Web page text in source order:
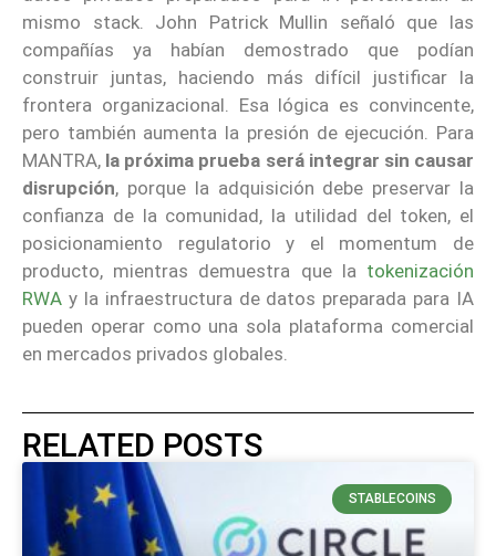
mismo stack. John Patrick Mullin señaló que las
compañías ya habían demostrado que podían
construir juntas, haciendo más difícil justificar la
frontera organizacional. Esa lógica es convincente,
pero también aumenta la presión de ejecución. Para
MANTRA, la próxima prueba será integrar sin causar
disrupción, porque la adquisición debe preservar la
confianza de la comunidad, la utilidad del token, el
posicionamiento regulatorio y el momentum de
producto, mientras demuestra que la tokenización
RWA y la infraestructura de datos preparada para IA
pueden operar como una sola plataforma comercial
en mercados privados globales.
RELATED POSTS
STABLECOINS